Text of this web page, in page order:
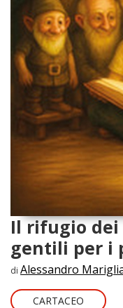
Il rifugio dei
gentili per i
di Alessandro
CARTACEO